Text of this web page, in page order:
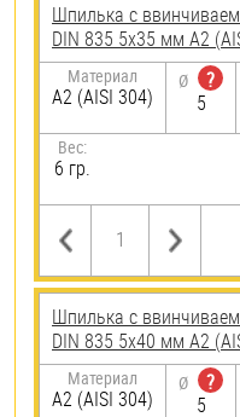
Шпилька c
DIN 835 5х35 мм А2
Материал
А2 (AISI 304)
Ø
?
5
Вес:
6 гр.
Шпилька c
DIN 835 5х40 мм А2
Материал
А2 (AISI 304)
Ø
?
5